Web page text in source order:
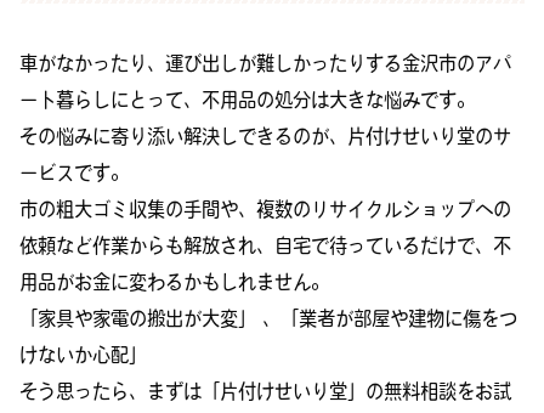
車がなかったり、運び出しが難しかったりする金沢市のアパ
ート暮らしにとって、不用品の処分は大きな悩みです。
その悩みに寄り添い解決しできるのが、片付けせいり堂のサ
ービスです。
市の粗大ゴミ収集の手間や、複数のリサイクルショップへの
依頼など作業からも解放され、自宅で待っているだけで、不
用品がお金に変わるかもしれません。
「家具や家電の搬出が大変」 、「業者が部屋や建物に傷をつ
けないか心配」
そう思ったら、まずは「片付けせいり堂」の無料相談をお試